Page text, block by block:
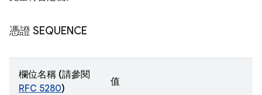
憑證 SEQUENCE
欄位名稱 (請參閱
RFC 5280)
值